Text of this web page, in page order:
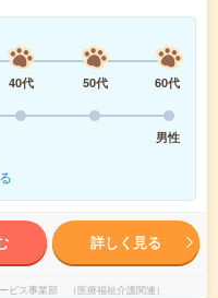
40代 50代
60代
男性
詳しく見る
ビス事業部 （医療福祉介護関連）